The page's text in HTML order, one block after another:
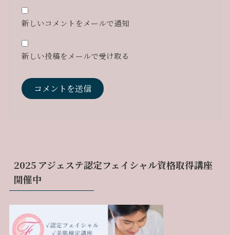
新しいコメントをメールで通知
新しい投稿をメールで受け取る
2025 アジェステ認定フェイシャル資格取得講座
開催中